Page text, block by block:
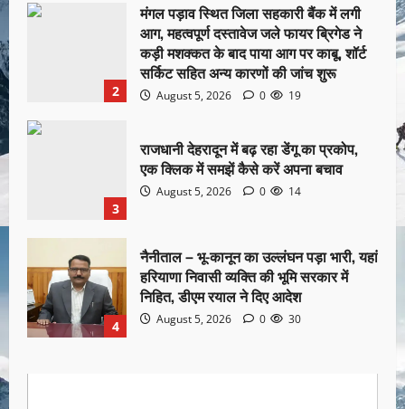
2
मंगल पड़ाव स्थित जिला सहकारी बैंक में लगी
आग, महत्वपूर्ण दस्तावेज जले फायर ब्रिगेड ने
कड़ी मशक्कत के बाद पाया आग पर काबू, शॉर्ट
सर्किट सहित अन्य कारणों की जांच शुरू
August 5, 2026 0 19
3
राजधानी देहरादून में बढ़ रहा डेंगू का प्रकोप,
एक क्लिक में समझें कैसे करें अपना बचाव
August 5, 2026 0 14
4
नैनीताल – भू-कानून का उल्लंघन पड़ा भारी, यहां
हरियाणा निवासी व्यक्ति की भूमि सरकार में
निहित, डीएम रयाल ने दिए आदेश
August 5, 2026 0 30